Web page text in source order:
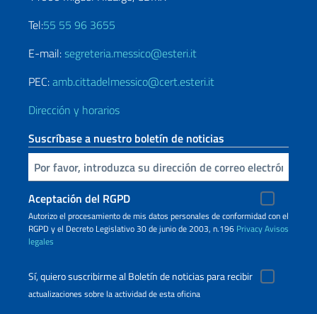
Tel:55 55 96 3655
E-mail:segreteria.messico@esteri.it
PEC:amb.cittadelmessico@cert.esteri.it
Dirección y horarios
Suscríbase a nuestro boletín de noticias
Inserta tu correo electronico
Aceptación del RGPD
Autorizo ​​el procesamiento de mis datos personales de conformidad con el
RGPD y el Decreto Legislativo 30 de junio de 2003, n.196 PrivacyAvisos
legales
Sí, quiero suscribirme al Boletín de noticias para recibir
actualizaciones sobre la actividad de esta oficina